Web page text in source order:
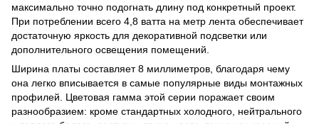
максимально точно подогнать длину под конкретный проект.
При потреблении всего 4,8 ватта на метр лента обеспечивает
достаточную яркость для декоративной подсветки или
дополнительного освещения помещений.
Ширина платы составляет 8 миллиметров, благодаря чему
она легко вписывается в самые популярные виды монтажных
профилей. Цветовая гамма этой серии поражает своим
разнообразием: кроме стандартных холодного, нейтрального